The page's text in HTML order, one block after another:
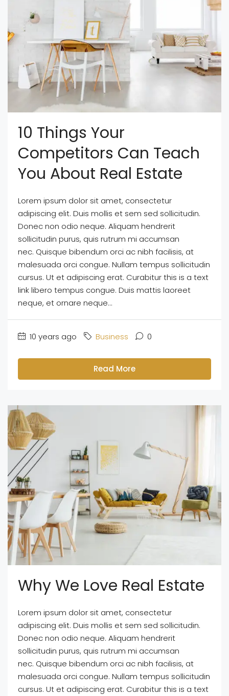
10 Things Your
Competitors Can Teach
You About Real Estate
Lorem ipsum dolor sit amet, consectetur
adipiscing elit. Duis mollis et sem sed sollicitudin.
Donec non odio neque. Aliquam hendrerit
sollicitudin purus, quis rutrum mi accumsan
nec. Quisque bibendum orci ac nibh facilisis, at
malesuada orci congue. Nullam tempus sollicitudin
cursus. Ut et adipiscing erat. Curabitur this is a text
link libero tempus congue. Duis mattis laoreet
neque, et ornare neque...
10 years ago Business 0
Read More
Why We Love Real Estate
Lorem ipsum dolor sit amet, consectetur
adipiscing elit. Duis mollis et sem sed sollicitudin.
Donec non odio neque. Aliquam hendrerit
sollicitudin purus, quis rutrum mi accumsan
nec. Quisque bibendum orci ac nibh facilisis, at
malesuada orci congue. Nullam tempus sollicitudin
cursus. Ut et adipiscing erat. Curabitur this is a text